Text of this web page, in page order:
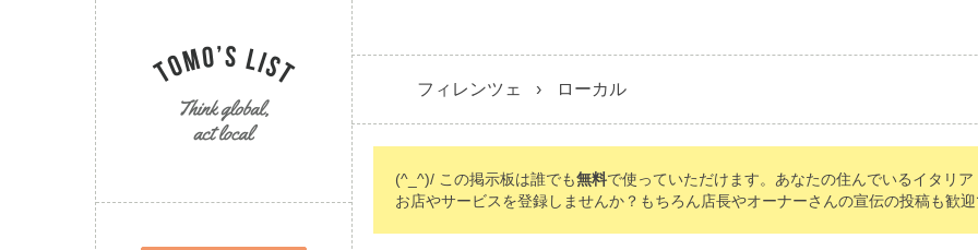
フィレンツェ ローカル
(^_^)/ この掲示板は誰でも無料で使っていただけます。あなたの住んでいるイタリ
お店やサービスを登録しませんか？もちろん店長やオーナーさんの宣伝の投稿も歓